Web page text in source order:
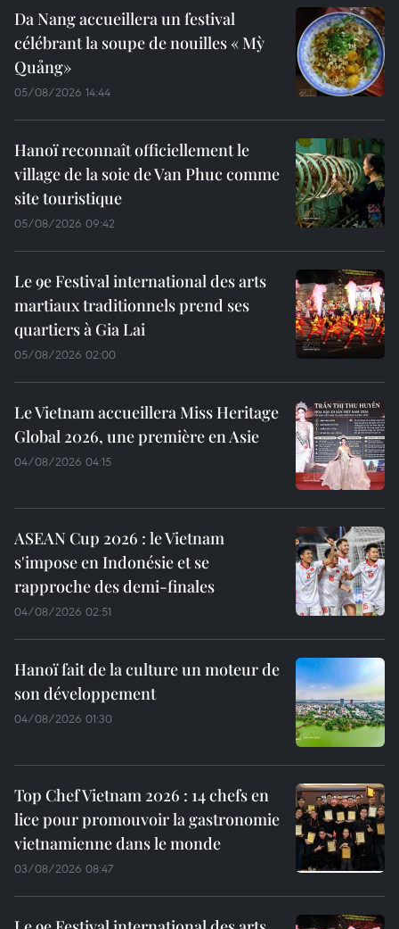
Da Nang accueillera un festival
célébrant la soupe de nouilles « Mỳ
Quảng»
05/08/2026 14:44
Hanoï reconnaît officiellement le
village de la soie de Van Phuc comme
site touristique
05/08/2026 09:42
Le 9e Festival international des arts
martiaux traditionnels prend ses
quartiers à Gia Lai
05/08/2026 02:00
Le Vietnam accueillera Miss Heritage
Global 2026, une première en Asie
04/08/2026 04:15
ASEAN Cup 2026 : le Vietnam
s'impose en Indonésie et se
rapproche des demi-finales
04/08/2026 02:51
Hanoï fait de la culture un moteur de
son développement
04/08/2026 01:30
Top Chef Vietnam 2026 : 14 chefs en
lice pour promouvoir la gastronomie
vietnamienne dans le monde
03/08/2026 08:47